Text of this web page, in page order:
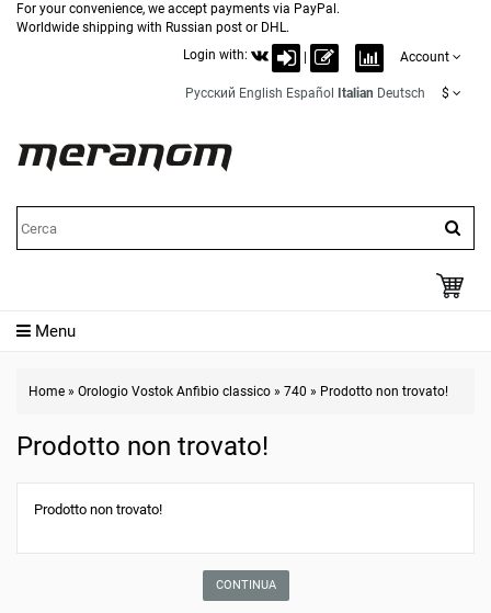
For your convenience, we accept payments via PayPal.
Worldwide shipping with Russian post or DHL.
Login with:
Account
Русский English Español Italian Deutsch $
Menu
Home » Orologio Vostok Anfibio classico » 740 » Prodotto non trovato!
Prodotto non trovato!
Prodotto non trovato!
CONTINUA